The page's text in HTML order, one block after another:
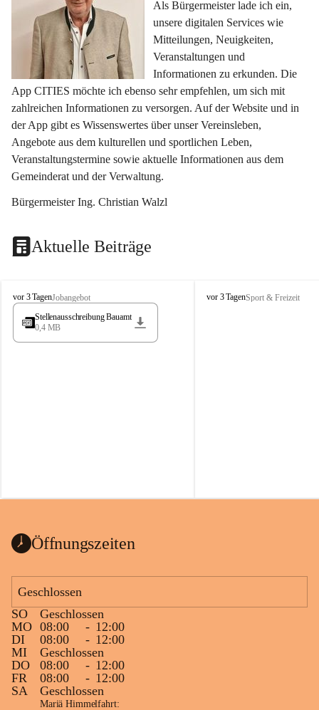
Als Bürgermeister lade ich ein,
unsere digitalen Services wie
Mitteilungen, Neuigkeiten,
Veranstaltungen und
Informationen zu erkunden. Die
App CITIES möchte ich ebenso sehr empfehlen, um sich mit
zahlreichen Informationen zu versorgen. Auf der Website und in
der App gibt es Wissenswertes über unser Vereinsleben,
Angebote aus dem kulturellen und sportlichen Leben,
Veranstaltungstermine sowie aktuelle Informationen aus dem
Gemeinderat und der Verwaltung.
Bürgermeister Ing. Christian Walzl
Aktuelle Beiträge
S
t
s
vor 3 TagenJobangebot
Stellenausschreibung Bauamt
0,4 MB
S
vor 3 TagenSport & Freizeit
Öffnungszeiten
Geschlossen
SO
Geschlossen
MO 08:00 - 12:00
DI
08:00 - 12:00
MI
Geschlossen
DO
08:00 - 12:00
FR
08:00 - 12:00
SA
Geschlossen
Mariä Himmelfahrt: